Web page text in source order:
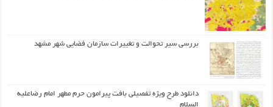
بررسی سیر تحوالت و تغییرات سازمان فضایی شهر مشهد
دانلود طرح ويژه تفصيلي بافت پيرامون حرم مطهر امام رضاعليه
السلام